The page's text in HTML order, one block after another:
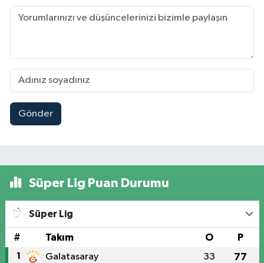
Gönder
Süper Lig Puan Durumu
Süper Lig
# Takım O P
1 Galatasaray 33 77